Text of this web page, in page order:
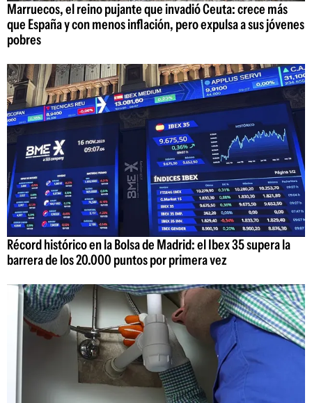
Marruecos, el reino pujante que invadió Ceuta: crece más
que España y con menos inflación, pero expulsa a sus jóvenes
pobres
Récord histórico en la Bolsa de Madrid: el Ibex 35 supera la
barrera de los 20.000 puntos por primera vez